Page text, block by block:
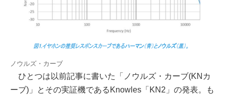
ノウルズ・カーブ
ひとつは以前記事に書いた「ノウルズ・カーブ(KNカ
ーブ)」とその実証機であるKnowles「KN2」の発表。も